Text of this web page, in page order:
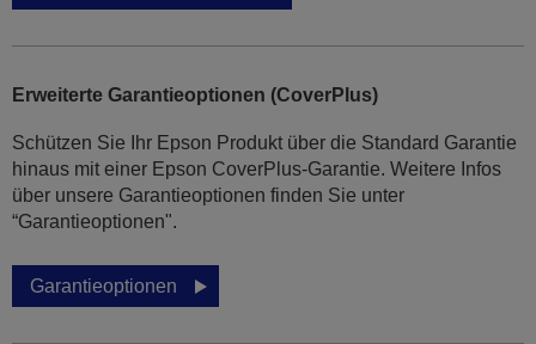
Erweiterte Garantieoptionen (CoverPlus)
Schützen Sie Ihr Epson Produkt über die Standard Garantie
hinaus mit einer Epson CoverPlus-Garantie. Weitere Infos
über unsere Garantieoptionen finden Sie unter
“Garantieoptionen".
Garantieoptionen